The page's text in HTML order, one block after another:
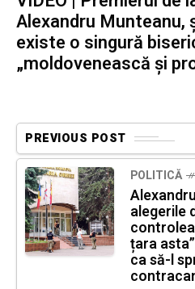
Alexandru Munteanu,
existe o singură
„moldovenească și
PREVIOUS POST
POLITICĂ
alegerile
țara
ca să-l